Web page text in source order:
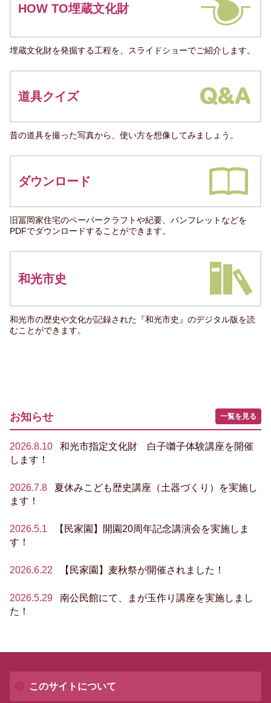
HOW TO埋蔵文化財
埋蔵文化財を発掘する工程を、スライドショーでご紹介します。
道具クイズ
昔の道具を撮った写真から、使い方を想像してみましょう。
ダウンロード
旧冨岡家住宅のペーパークラフトや紀要、パンフレットなどを
PDFでダウンロードすることができます。
和光市史
和光市の歴史や文化が記録された『和光市史』のデジタル版を読
むことができます。
お知らせ 一覧を見る
2026.8.10
和光市指定文化財 白子囃子体験講座を開催
します！
2026.7.8
夏休みこども歴史講座（土器づくり）を実施し
ます！
2026.5.1
【民家園】開園20周年記念講演会を実施しま
す！
2026.6.22 【民家園】麦秋祭が開催されました！
2026.5.29
南公民館にて、まが玉作り講座を実施しまし
た！
このサイトについて